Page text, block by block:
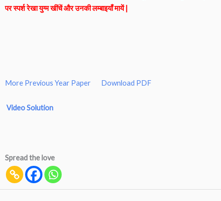
पर स्पर्श रेखा युग्म खींचें और उनकी लम्बाइयाँ मायें |
More Previous Year Paper Download PDF
Video Solution
Spread the love